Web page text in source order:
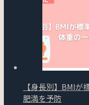
【身長別】BMIが
肥満を予防